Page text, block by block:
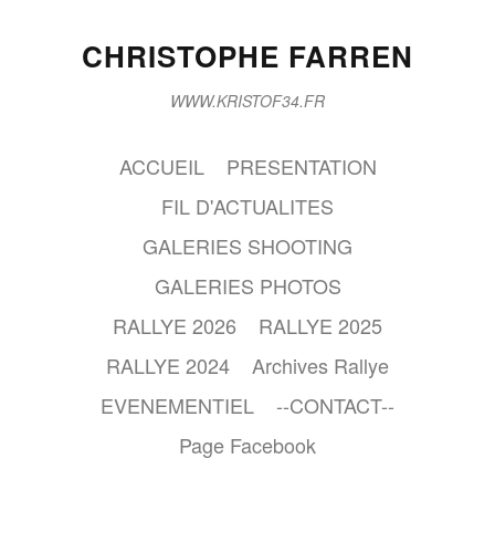
CHRISTOPHE FARREN
WWW.KRISTOF34.FR
ACCUEIL
PRESENTATION
FIL D'ACTUALITES
GALERIES SHOOTING
GALERIES PHOTOS
RALLYE 2026
RALLYE 2025
RALLYE 2024
Archives Rallye
EVENEMENTIEL
--CONTACT--
Page Facebook